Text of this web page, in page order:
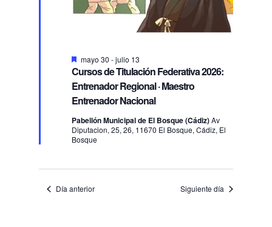
Cursos de Titulación Federativa 2026:
Entrenador Regional · Maestro
Entrenador Nacional
Destacado
mayo 30 -julio 13
Pabellón Municipal de El Bosque (Cádiz)Av
Diputacion, 25, 26, 11670 El Bosque, Cádiz, El
Bosque
Día anterior Siguiente día